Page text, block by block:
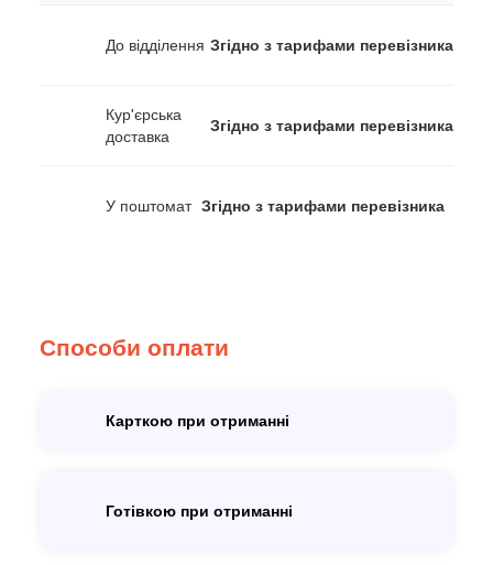
До відділення Згідно з тарифами перевізника
Кур'єрська
доставка
Згідно з тарифами перевізника
У поштомат Згідно з тарифами перевізника
Способи оплати
Карткою при отриманні
Готівкою при отриманні